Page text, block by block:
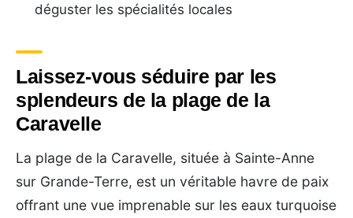
déguster les spécialités locales
Laissez-vous séduire par les
splendeurs de la plage de la
Caravelle
La plage de la Caravelle, située à Sainte-Anne
sur Grande-Terre, est un véritable havre de paix
offrant une vue imprenable sur les eaux turquoise